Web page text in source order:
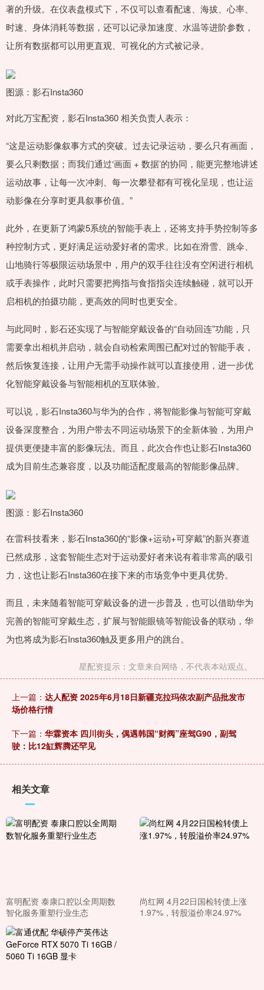
著的升级。在仪表盘模式下，不仅可以查看配速、海拔、心率、
时速、身体消耗等数据，还可以记录加速度、水温等进阶参数，
让所有数据都可以用更直观、可视化的方式被记录。
图源：影石Insta360
对此万宝配资，影石Insta360 相关负责人表示：
“这是运动影像叙事方式的突破。过去记录运动，要么只有画面，
要么只剩数据；而我们通过‘画面 + 数据’的协同，能更完整地讲述
运动故事，让每一次冲刺、每一次攀登都有可视化呈现，也让运
动影像在分享时更具叙事价值。”
此外，在更新了鸿蒙5系统的智能手表上，还将支持手势控制等多
种控制方式，更好满足运动爱好者的需求。比如在滑雪、跳伞、
山地骑行等极限运动场景中，用户的双手往往没有空闲进行相机
或手表操作，此时只需要把拇指与食指指尖连续触碰，就可以开
启相机的拍摄功能，更高效的同时也更安全。
与此同时，影石还实现了与智能穿戴设备的“自动回连”功能，只
需要拿出相机并启动，就会自动检索周围已配对过的智能手表，
然后恢复连接，让用户无需手动操作就可以直接使用，进一步优
化智能穿戴设备与智能相机的互联体验。
可以说，影石Insta360与华为的合作，将智能影像与智能可穿戴
设备深度整合，为用户带去不同运动场景下的全新体验，为用户
提供更便捷丰富的影像玩法。而且，此次合作也让影石Insta360
成为目前生态兼容度，以及功能适配度最高的智能影像品牌。
图源：影石Insta360
在雷科技看来，影石Insta360的“影像+运动+可穿戴”的新兴赛道
已然成形，这套智能生态对于运动爱好者来说有着非常高的吸引
力，这也让影石Insta360在接下来的市场竞争中更具优势。
而且，未来随着智能可穿戴设备的进一步普及，也可以借助华为
完善的智能可穿戴生态，扩展与智能眼镜等智能设备的联动，华
为也将成为影石Insta360触及更多用户的跳台。
星配资提示：文章来自网络，不代表本站观点。
上一篇： 达人配资 2025年6月18日新疆克拉玛依农副产品批发市
场价格行情
下一篇： 华霖资本 四川街头，偶遇韩国“财阀”座驾G90，副驾
驶：比12缸辉腾还罕见
相关文章
富明配资 泰康口腔以全周期数
智化服务重塑行业生态
尚红网 4月22日国检转债上涨
1.97%，转股溢价率24.97%